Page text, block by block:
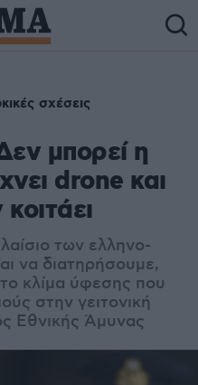
σχέσεις
μπορεί η
drone και
των ελληνο-
να διατηρήσουμε,
κλίμα ύφεσης που
στην γειτονική
Εθνικής Άμυνας